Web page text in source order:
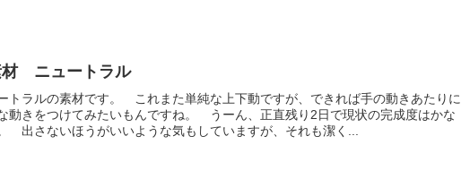
材 ニュートラル
トラルの素材です。 これまた単純な上下動ですが、できれば手の動きあたりに
動きをつけてみたいもんですね。 うーん、正直残り2日で現状の完成度はかな
出さないほうがいいような気もしていますが、それも潔く...